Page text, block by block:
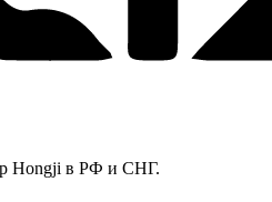
Hongji в РФ и СНГ.